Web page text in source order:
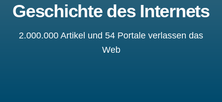
Geschichte des Internets
2.000.000 Artikel und 54 Portale verlassen das
Web